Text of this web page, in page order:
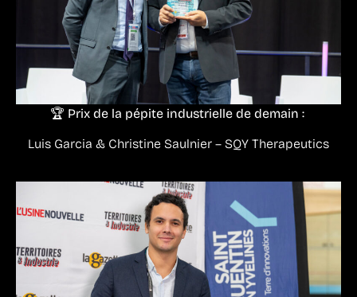
🏆 Prix de la pépite industrielle de demain :
Luis Garcia & Christine Saulnier – SQY Therapeutics